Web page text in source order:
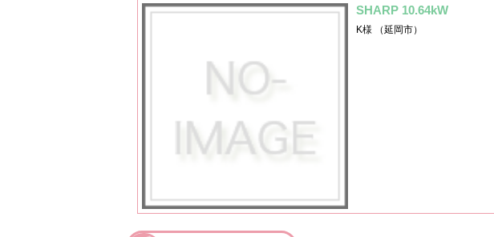
SHARP 10.64kW
K様 （延岡市）